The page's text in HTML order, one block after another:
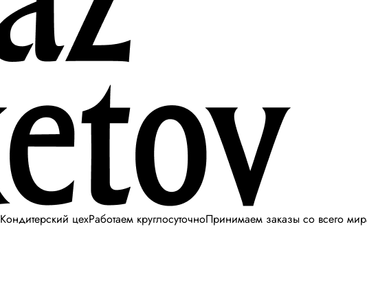
Кондитерский цехРаботаем круглосуточноПринимаем заказы со всего